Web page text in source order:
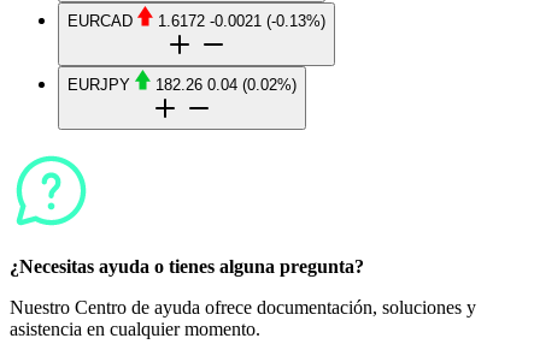
Comprar $1.6401 Vender $1.6391
EURCAD 1.6172 -0.0021 (-0.13%)
Comprar $1.6172 Vender $1.6162
EURJPY 182.26 0.04 (0.02%)
¿Necesitas ayuda o tienes alguna pregunta?
Nuestro Centro de ayuda ofrece documentación, soluciones y
asistencia en cualquier momento.